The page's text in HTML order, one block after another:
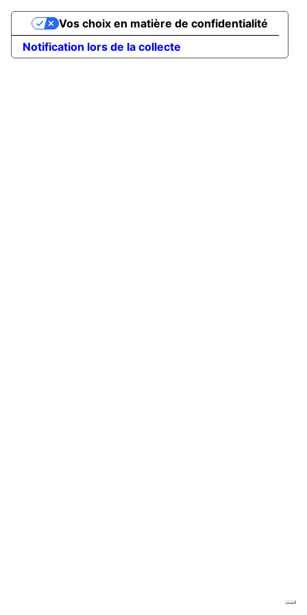
Notification lors de la collecte
Vos choix en matière de confidentialité